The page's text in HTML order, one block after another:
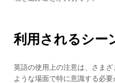
利用されるシー
英語の使用上の注意は、さま
ような場面で特に意識する必要